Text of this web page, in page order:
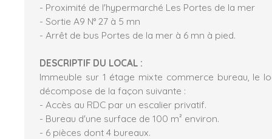
- Proximité de l'hypermarché Les Portes de la mer
- Sortie A9 N° 27 à 5 mn
- Arrêt de bus Portes de la mer à 6 mn à pied.
DESCRIPTIF DU LOCAL :
Immeuble sur 1 étage mixte commerce bureau, le
décompose de la façon suivante :
- Accès au RDC par un escalier privatif.
- Bureau d'une surface de 100 m² environ.
- 6 pièces dont 4 bureaux.